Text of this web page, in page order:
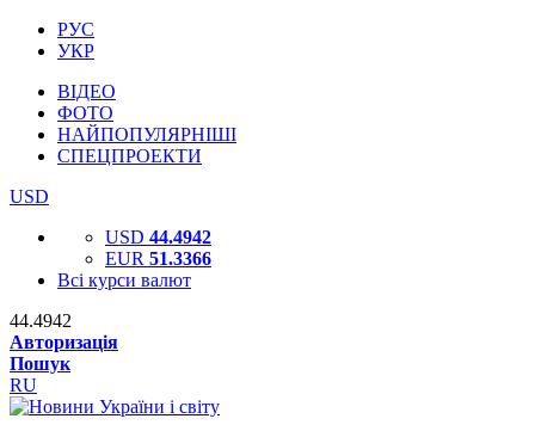
РУС
УКР
ВІДЕО
ФОТО
НАЙПОПУЛЯРНІШІ
СПЕЦПРОЕКТИ
USD
USD 44.4942
EUR 51.3366
Всі курси валют
44.4942
Авторизація
Пошук
RU